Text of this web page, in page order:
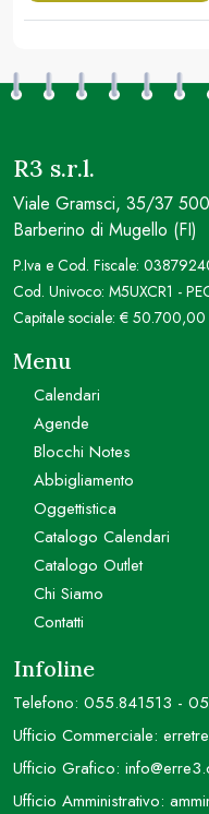
R3 s.r.l.
Viale Gramsci, 35/37
Barberino di Mugello (FI)
P.Iva e Cod. Fiscale:
Cod. Univoco: M5UXCR1 -
Capitale sociale: €
Menu
Calendari
Agende
Blocchi Notes
Abbigliamento
Oggettistica
Catalogo Calendari
Catalogo Outlet
Chi Siamo
Contatti
Infoline
Telefono: 055.841513 -
Ufficio Commerciale:
Ufficio Grafico:
Ufficio Amministrativo: